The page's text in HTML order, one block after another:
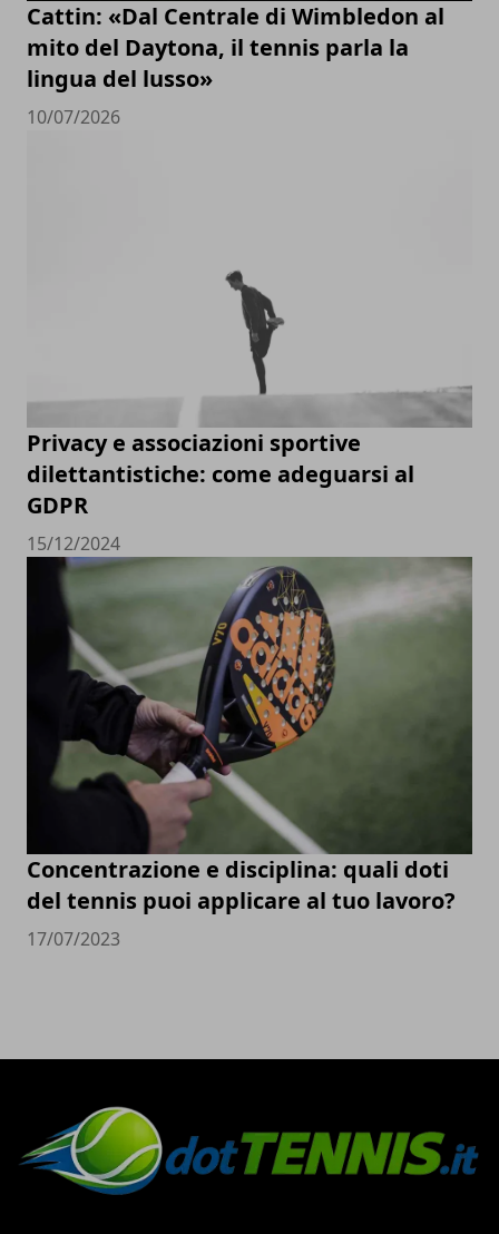
Cattin: «Dal Centrale di Wimbledon al
mito del Daytona, il tennis parla la
lingua del lusso»
10/07/2026
Privacy e associazioni sportive
dilettantistiche: come adeguarsi al
GDPR
15/12/2024
Concentrazione e disciplina: quali doti
del tennis puoi applicare al tuo lavoro?
17/07/2023